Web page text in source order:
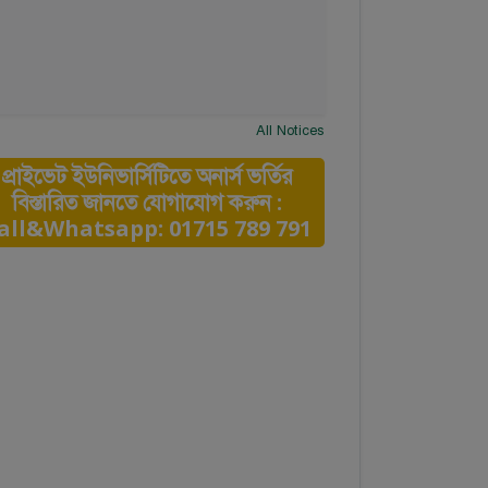
All Notices
প্রাইভেট ইউনিভার্সিটিতে অনার্স ভর্তির
বিস্তারিত জানতে যোগাযোগ করুন :
01715 789 791